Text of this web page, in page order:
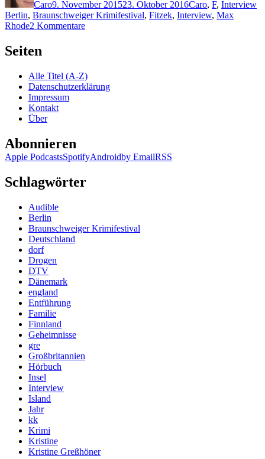
Caro9. November 201523. Oktober 2016Caro, F, Interview
Berlin, Braunschweiger Krimifestival, Fitzek, Interview, Max
Rhode2 Kommentarezu
Fitzek
(Braunschweiger
Seiten
Alle Titel (A-Z)
Datenschutzerklärung
Impressum
Kontakt
Über
Abonnieren
Apple PodcastsSpotifyAndroidby EmailRSS
Schlagwörter
Audible
Berlin
Braunschweiger Krimifestival
Deutschland
dorf
Drogen
DTV
Dänemark
england
Entführung
Familie
Finnland
Geheimnisse
gre
Großbritannien
Hörbuch
Insel
Interview
Island
Jahr
kk
Krimi
Kristine
Kristine Greßhöner